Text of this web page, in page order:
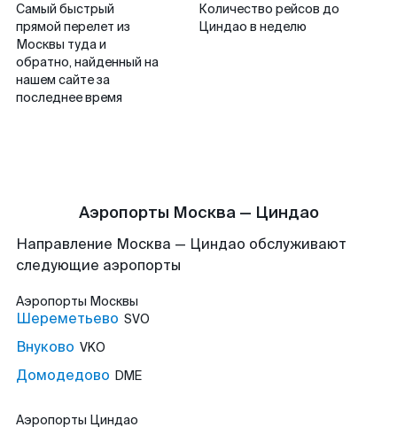
Самый быстрый
прямой перелет из
Москвы туда и
обратно, найденный на
нашем сайте за
последнее время
Количество рейсов до
Циндао в неделю
Аэропорты Москва — Циндао
Направление Москва — Циндао обслуживают
следующие аэропорты
Аэропорты Москвы
Шереметьево SVO
Внуково VKO
Домодедово DME
Аэропорты Циндао